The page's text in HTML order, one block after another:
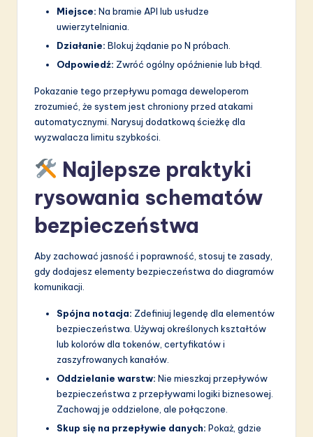
Miejsce: Na bramie API lub usłudze
uwierzytelniania.
Działanie: Blokuj żądanie po N próbach.
Odpowiedź: Zwróć ogólny opóźnienie lub błąd.
Pokazanie tego przepływu pomaga deweloperom
zrozumieć, że system jest chroniony przed atakami
automatycznymi. Narysuj dodatkową ścieżkę dla
wyzwalacza limitu szybkości.
Najlepsze praktyki
rysowania schematów
bezpieczeństwa
Aby zachować jasność i poprawność, stosuj te zasady,
gdy dodajesz elementy bezpieczeństwa do diagramów
komunikacji.
Spójna notacja: Zdefiniuj legendę dla elementów
bezpieczeństwa. Używaj określonych kształtów
lub kolorów dla tokenów, certyfikatów i
zaszyfrowanych kanałów.
Oddzielanie warstw: Nie mieszkaj przepływów
bezpieczeństwa z przepływami logiki biznesowej.
Zachowaj je oddzielone, ale połączone.
Skup się na przepływie danych: Pokaż, gdzie